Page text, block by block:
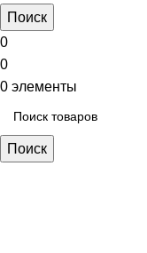
Поиск
0
0
0 элементы
Поиск